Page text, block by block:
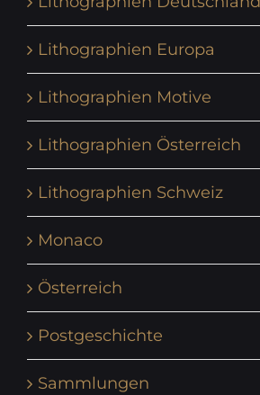
Lithographien Europa
Lithographien Motive
Lithographien Österreich
Lithographien Schweiz
Monaco
Österreich
Postgeschichte
Sammlungen